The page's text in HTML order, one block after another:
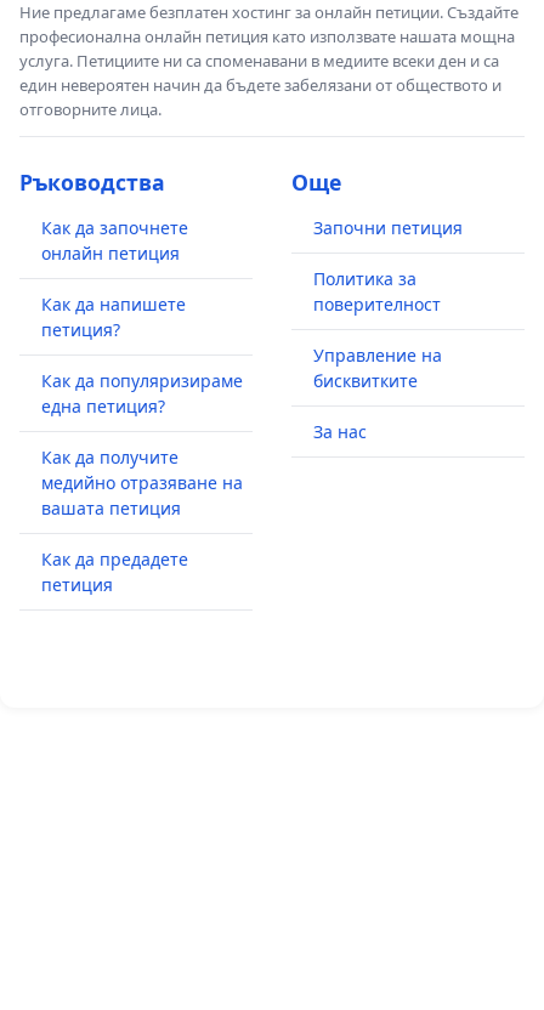
Ние предлагаме безплатен хостинг за онлайн петиции. Създайте
професионална онлайн петиция като използвате нашата мощна
услуга. Петициите ни са споменавани в медиите всеки ден и са
един невероятен начин да бъдете забелязани от обществото и
отговорните лица.
Ръководства
Как да започнете
онлайн петиция
Как да напишете
петиция?
Как да популяризираме
една петиция?
Как да получите
медийно отразяване на
вашата петиция
Как да предадете
петиция
Още
Започни петиция
Политика за
поверителност
Управление на
бисквитките
За нас